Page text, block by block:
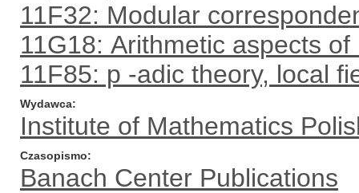
11F32: Modular
11G18: Arithmetic aspects
11F85: p -adic theory, local
Wydawca
Institute of Mathematics
Czasopismo
Banach Center Publications